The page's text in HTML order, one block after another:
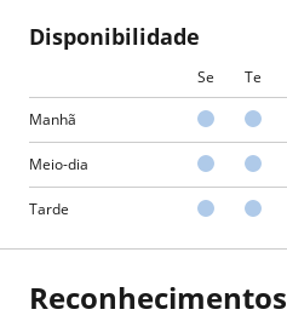
Disponibilidade
Se Te
Manhã
Meio-dia
Tarde
Reconhecimentos